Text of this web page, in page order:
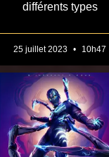
différents types
25 juillet 2023 10h47